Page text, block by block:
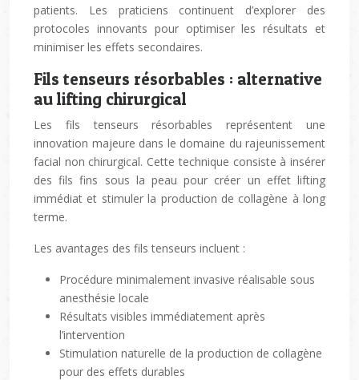
patients. Les praticiens continuent d’explorer des
protocoles innovants pour optimiser les résultats et
minimiser les effets secondaires.
Fils tenseurs résorbables : alternative
au lifting chirurgical
Les fils tenseurs résorbables représentent une
innovation majeure dans le domaine du rajeunissement
facial non chirurgical. Cette technique consiste à insérer
des fils fins sous la peau pour créer un effet lifting
immédiat et stimuler la production de collagène à long
terme.
Les avantages des fils tenseurs incluent :
Procédure minimalement invasive réalisable sous
anesthésie locale
Résultats visibles immédiatement après
l’intervention
Stimulation naturelle de la production de collagène
pour des effets durables